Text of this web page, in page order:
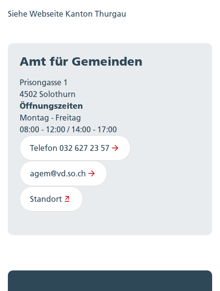
Siehe Webseite Kanton Thurgau
Amt für Gemeinden
Prisongasse 1
4502 Solothurn
Öffnungszeiten
Montag - Freitag
08:00 - 12:00 / 14:00 - 17:00
Telefon 032 627 23 57
agem@vd.so.ch
Standort